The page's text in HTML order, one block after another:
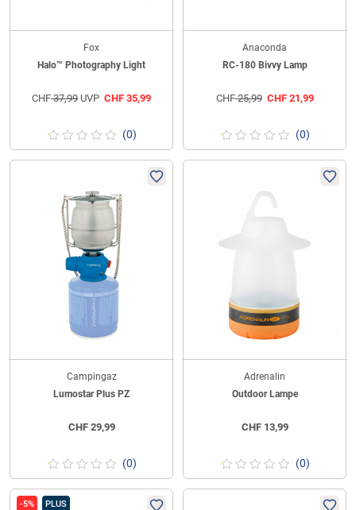
Fox
Halo™ Photography Light
CHF37,99 UVP CHF 35,99
(0)
Anaconda
RC-180 Bivvy Lamp
CHF25,99 CHF21,99
(0)
Campingaz
Lumostar Plus PZ
CHF29,99
(0)
Adrenalin
Outdoor Lampe
CHF13,99
(0)
-5% PLUS